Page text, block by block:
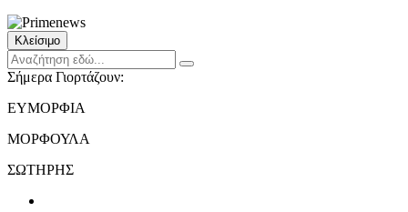
Κλείσιμο
Σήμερα Γιορτάζουν:
ΕΥΜΟΡΦΙΑ
ΜΟΡΦΟΥΛΑ
ΣΩΤΗΡΗΣ